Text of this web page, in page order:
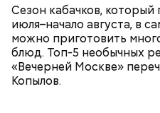
Сезон кабачков,
июля–начало августа, в
можно приготовить
блюд. Топ-5 необычных
«Вечерней Москве»
Копылов.
Вред дыни